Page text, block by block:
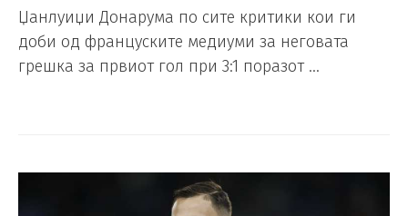
Џанлуиџи Донарума по сите критики кои ги
доби од француските медиуми за неговата
грешка за првиот гол при 3:1 поразот …